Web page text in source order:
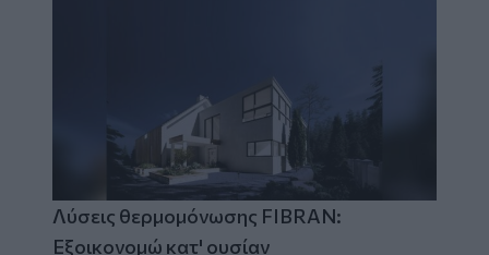
Λύσεις θερμομόνωσης FIBRAN:
Εξοικονομώ κατ' ουσίαν